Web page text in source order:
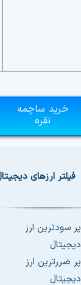
خرید ساچمه
نقره
فیلتر ارزهای
پر سودترین ارز
دیجیتال
پر ضررترین ارز
دیجیتال